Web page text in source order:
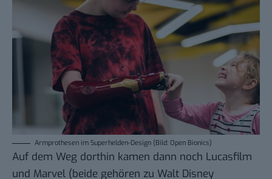
Armprothesen im Superhelden-Design (Bild: Open Bionics)
Auf dem Weg dorthin kamen dann noch Lucasfilm
und Marvel (beide gehören zu Walt Disney